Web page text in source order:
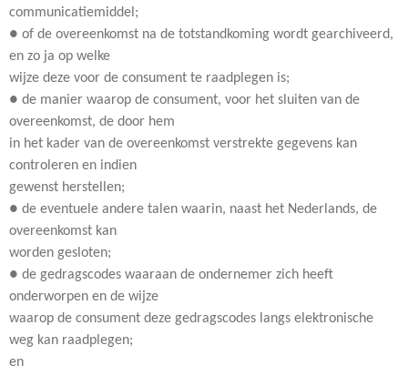
communicatiemiddel;
● of de overeenkomst na de totstandkoming wordt gearchiveerd,
en zo ja op welke
wijze deze voor de consument te raadplegen is;
● de manier waarop de consument, voor het sluiten van de
overeenkomst, de door hem
in het kader van de overeenkomst verstrekte gegevens kan
controleren en indien
gewenst herstellen;
● de eventuele andere talen waarin, naast het Nederlands, de
overeenkomst kan
worden gesloten;
● de gedragscodes waaraan de ondernemer zich heeft
onderworpen en de wijze
waarop de consument deze gedragscodes langs elektronische
weg kan raadplegen;
en